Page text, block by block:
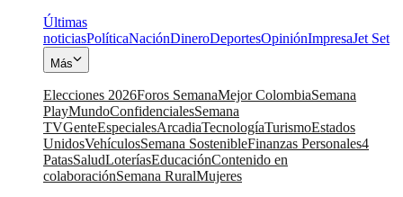
Últimas
noticiasPolíticaNaciónDineroDeportesOpiniónImpresaJet Set
Más
Elecciones 2026Foros SemanaMejor ColombiaSemana
PlayMundoConfidencialesSemana
TVGenteEspecialesArcadiaTecnologíaTurismoEstados
UnidosVehículosSemana SostenibleFinanzas Personales4
PatasSaludLoteríasEducaciónContenido en
colaboraciónSemana RuralMujeres